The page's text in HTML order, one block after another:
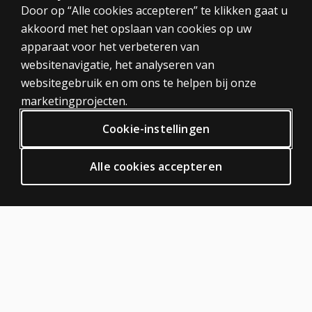
UCL-R Handleiding
UCL-R Scoreformulieren 25 stuks
UCL-R Scoresleutels (set van 6)
CATEGORIEËN
Tests
Trainingen
Digitaal
PRIVACY BELEID
Privacy
Algemene Verordening Gegevensbescherming (AVG)
ODR
Door op “Alle cookies accepteren” te klikken gaat u
akkoord met het opslaan van cookies op uw
apparaat voor het verbeteren van
websitenavigatie, het analyseren van
websitegebruik en om ons te helpen bij onze
marketingprojecten.
Cookie-instellingen
Alle cookies accepteren